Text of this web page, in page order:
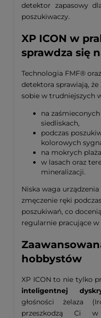
detektor zapasowy
poszukiwaczy.
XP ICON w
sprawdza się
Technologia FMF®
detektora sprawiają, że
sobie w trudniejszych
na
siedliskach,
podczas
kolorowych
na mokrych
w lasach oraz
mineralizacji.
Niska waga
zmęczenie ręki
poszukiwań, co
regularnie pracujące w
hobbystów
XP ICON to nie tylko
inteligentnej
głośności żelaza
przeszkodzą Ci w